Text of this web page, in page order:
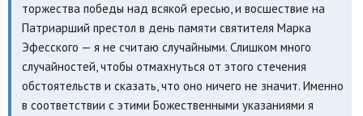
торжества победы над всякой ересью, и восшествие на
Патриарший престол в день памяти святителя Марка
Эфесского — я не считаю случайными. Слишком много
случайностей, чтобы отмахнуться от этого стечения
обстоятельств и сказать, что оно ничего не значит. Именно
в соответствии с этими Божественными указаниями я